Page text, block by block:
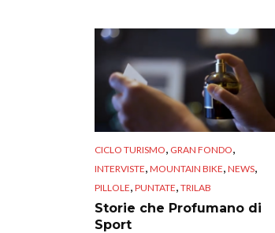
CICLO TURISMO GRAN FONDO
INTERVISTE MOUNTAIN BIKE NEWS
PILLOLE PUNTATE TRILAB
Storie che Profumano di
Sport